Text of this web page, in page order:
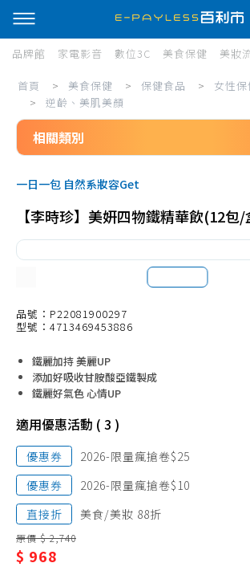
熱門搜尋
風扇
口罩
除濕機
衛生紙
Iphone 17
品牌館 家電影音 數位3C 美食保健 美妝
美
保
健/
保
食
品/
性
健/
逆
齡、
美
肌
美
顏
首頁 > 美食保健 > 保健食品 >
女性保
>
逆齡、美肌美顏
相關類別
女性保健
逆齡對策
私密保養
豐盈美胸
一日一包 自然系妝容Get
【李時珍】美妍四物鐵精華飲(12包
品號：P22081900297
型號：4713469453886
鐵麗加持 美麗UP
添加好吸收甘胺酸亞鐵製成
鐵麗好氣色 心情UP
適用優惠活動 ( 3 )
優惠券
2026-限量瘋搶卷$25
優惠券
2026-限量瘋搶卷$10
直接折
美食/美妝 88折
原價 $ 2,740
$ 968